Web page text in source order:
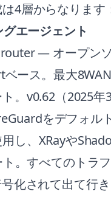
4層からなります
エージェント
— オープン
ース。最大
。v0.62（2025年3
をデフォル
し、XRayや
。すべてのトラ
化されて出て行き